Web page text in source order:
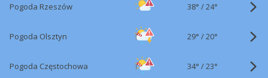
Pogoda Rzeszów 38° /24°
Pogoda Olsztyn 29° /20°
Pogoda Częstochowa 34° /23°